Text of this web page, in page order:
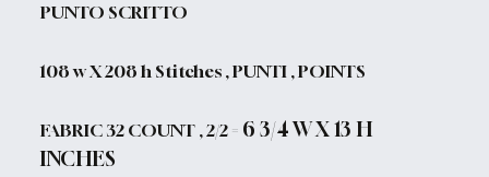
PUNTO SCRITTO
108 w X 208 h Stitches , PUNTI , POINTS
FABRIC 32 COUNT , 2/2 = 6 3/4 W X 13 H
INCHES